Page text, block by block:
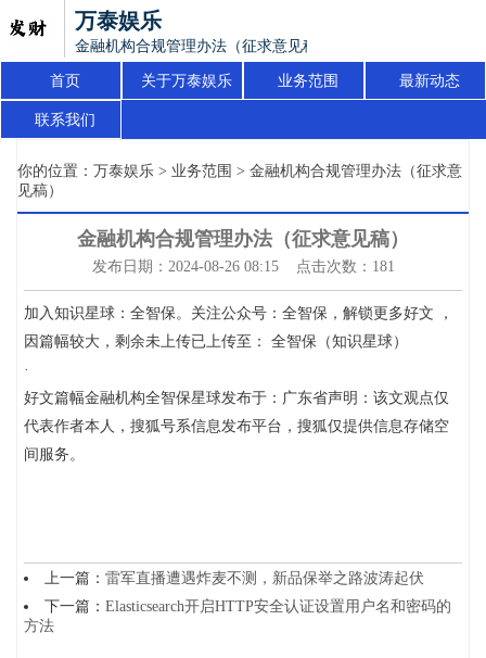
万泰娱乐
金融机构合规管理办法（征求意见稿）
首页 关于万泰娱乐 业务范围 最新动态
联系我们
你的位置： 万泰娱乐 > 业务范围 > 金融机构合规管理办法（征求意
见稿）
金融机构合规管理办法（征求意见稿）
发布日期：2024-08-26 08:15 点击次数：181
加入知识星球：全智保。关注公众号：全智保，解锁更多好文 ，
因篇幅较大，剩余未上传已上传至： 全智保（知识星球）
·
好文篇幅金融机构全智保星球发布于：广东省声明：该文观点仅
代表作者本人，搜狐号系信息发布平台，搜狐仅提供信息存储空
间服务。
上一篇： 雷军直播遭遇炸麦不测，新品保举之路波涛起伏
下一篇： Elasticsearch开启HTTP安全认证设置用户名和密码的
方法